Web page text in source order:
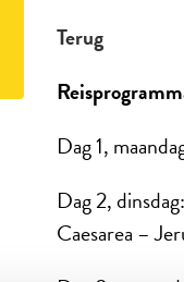
Terug
Dag 1,
Dag 2,
Caesarea –